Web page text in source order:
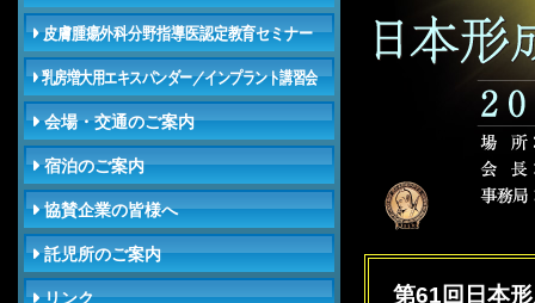
第61回日本
皮膚腫瘍外科分野指導医認定教育セミナー
乳房増大用エキスパンダー／インプラント講習会
会場・交通のご案内
宿泊のご案内
協賛企業の皆様へ
託児所のご案内
リンク